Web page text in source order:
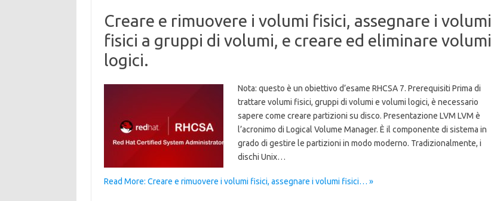
Creare e rimuovere i volumi fisici, assegnare i volumi
fisici a gruppi di volumi, e creare ed eliminare volumi
logici.
Nota: questo è un obiettivo d’esame RHCSA 7. Prerequisiti Prima di
trattare volumi fisici, gruppi di volumi e volumi logici, è necessario
sapere come creare partizioni su disco. Presentazione LVM LVM è
l’acronimo di Logical Volume Manager. È il componente di sistema in
grado di gestire le partizioni in modo moderno. Tradizionalmente, i
dischi Unix…
Read More: Creare e rimuovere i volumi fisici, assegnare i volumi fisici… »